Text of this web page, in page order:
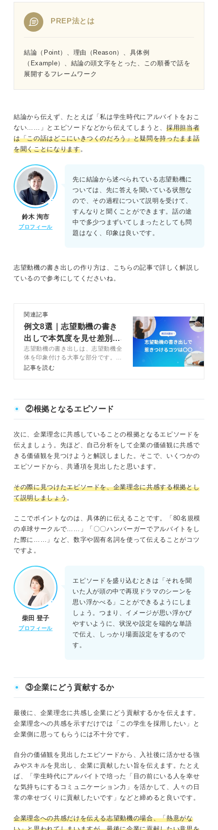
PREP法とは
結論（Point）、理由（Reason）、具体例
（Example）、結論の頭文字をとった、この順番で話を
展開するフレームワーク
結論から伝えず、たとえば「私は学生時代にアルバイトをおこ
ない……」とエピソードなどから伝えてしまうと、 採用担当者
は「この話はどこにいきつくのだろう」と疑問を持ったまま話
を聞くことになります。
鈴木 洵市
プロフィール
先に結論から述べられている志望動機に
ついては、先に答えを聞いている状態な
ので、その過程について説明を受けて、
すんなりと聞くことができます。話の途
中で多少つまずいてしまったとしても問
題はなく、印象は良いです。
志望動機の書き出しの作り方は、こちらの記事で詳しく解説し
ているので参考にしてくださいね。
関連記事
例文8選｜志望動機の書き
出しで本気度を見せ差別化
する方法
志望動機の書き出しは、志望動機全
体を印象付ける大事な部分です。書
き出しのコツは「本気度」を伝える
ともに解説します。そのまま使える
便利なフォーマットも紹介している
ので、参考にしてください。
記事を読む
②根拠となるエピソード
次に、企業理念に共感していることの根拠となるエピソードを
伝えましょう。先ほど、自己分析をして企業の価値観に共感で
きる価値観を見つけようと解説しました。そこで、いくつかの
エピソードから、共通項を見出したと思います。
その際に見つけたエピソードを、企業理念に共感する根拠とし
て説明しましょう。
ここでポイントなのは、具体的に伝えることです。「80名規模
の卓球サークルで……」「〇〇ハンバーガーでアルバイトをし
た際に……」など、数字や固有名詞を使って伝えることがコツ
ですよ。
柴田 登子
プロフィール
エピソードを盛り込むときは「それを聞
いた人が頭の中で再現ドラマのシーンを
思い浮かべる」ことができるようにしま
しょう。つまり、イメージが思い浮かび
やすいように、状況や設定を端的な単語
で伝え、しっかり場面設定をするので
す。
③企業にどう貢献するか
最後に、企業理念に共感し企業にどう貢献するかを伝えます。
企業理念への共感を示すだけでは「この学生を採用したい」と
企業側に思ってもらうには不十分です。
自分の価値観を見出したエピソードから、入社後に活かせる強
みやスキルを見出し、企業に貢献したい旨を伝えます。たとえ
ば、「学生時代にアルバイトで培った「目の前にいる人を幸せ
な気持ちにするコミュニケーション力」を活かして、人々の日
常の幸せづくりに貢献したいです」などと締めると良いです。
企業理念への共感だけを伝える志望動機の場合、「熱意がな